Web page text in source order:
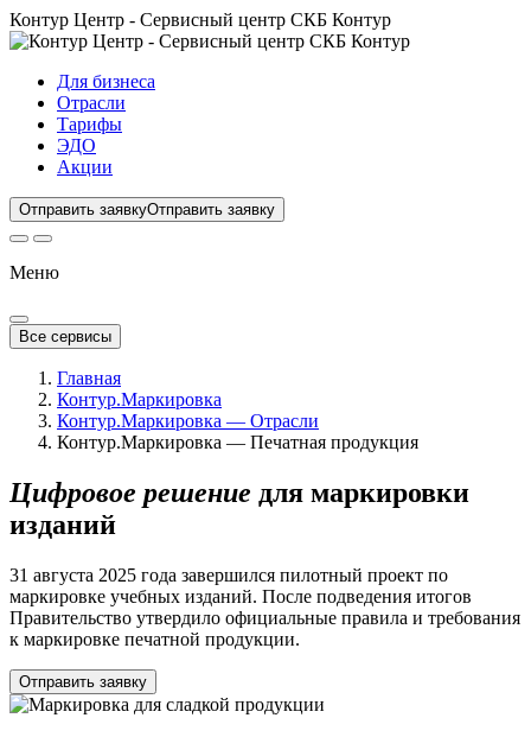
Контур Центр - Сервисный центр СКБ Контур
Для бизнеса
Отрасли
Тарифы
ЭДО
Акции
Отправить заявкуОтправить заявку
Меню
Все сервисы
Главная
Контур.Маркировка
Контур.Маркировка — Отрасли
Контур.Маркировка — Печатная продукция
Цифровое решение для маркировки
изданий
31 августа 2025 года завершился пилотный проект по
маркировке учебных изданий. После подведения итогов
Правительство утвердило официальные правила и требования
к маркировке печатной продукции.
Отправить заявку